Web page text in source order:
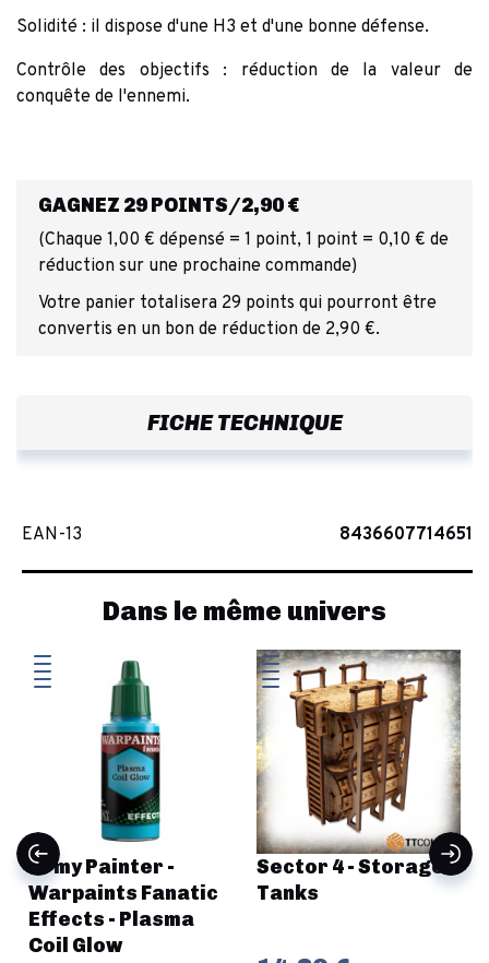
Solidité : il dispose d'une H3 et d'une bonne défense.
Contrôle des objectifs : réduction de la valeur de
conquête de l'ennemi.
GAGNEZ 29 POINTS/2,90 €
(Chaque 1,00 € dépensé = 1 point, 1 point = 0,10 € de
réduction sur une prochaine commande)
Votre panier totalisera 29 points qui pourront être
convertis en un bon de réduction de 2,90 €.
FICHE TECHNIQUE
EAN-13 8436607714651
Dans le même univers
Army Painter -
Warpaints Fanatic
Effects - Plasma
Coil Glow
Sector 4 - Storage
Tanks